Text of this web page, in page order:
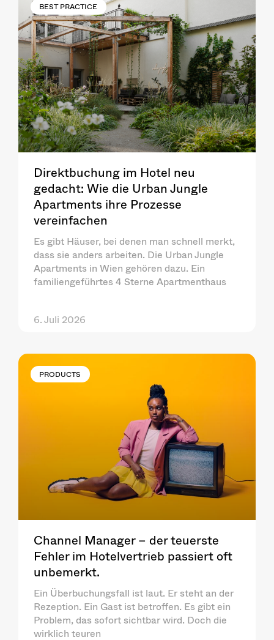
BEST PRACTICE
Direktbuchung im Hotel neu
gedacht: Wie die Urban Jungle
Apartments ihre Prozesse
vereinfachen
Es gibt Häuser, bei denen man schnell merkt,
dass sie anders arbeiten. Die Urban Jungle
Apartments in Wien gehören dazu. Ein
familiengeführtes 4 Sterne Apartmenthaus
6. Juli 2026
PRODUCTS
Channel Manager – der teuerste
Fehler im Hotelvertrieb passiert oft
unbemerkt.
Ein Überbuchungsfall ist laut. Er steht an der
Rezeption. Ein Gast ist betroffen. Es gibt ein
Problem, das sofort sichtbar wird. Doch die
wirklich teuren